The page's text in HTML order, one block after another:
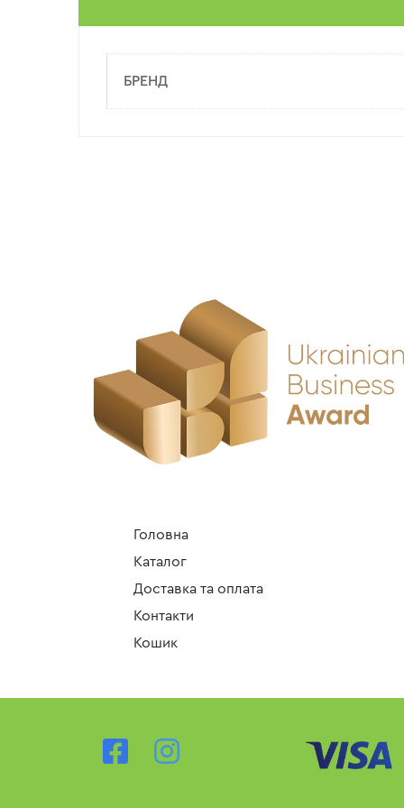
БРЕНД
Головна
Каталог
Доставка та оплата
Контакти
Кошик